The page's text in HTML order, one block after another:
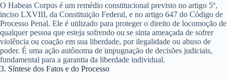
O Habeas Corpus é um remédio constitucional previsto no artigo 5º,
inciso LXVIII, da Constituição Federal, e no artigo 647 do Código de
Processo Penal. Ele é utilizado para proteger o direito de locomoção de
qualquer pessoa que esteja sofrendo ou se sinta ameaçada de sofrer
violência ou coação em sua liberdade, por ilegalidade ou abuso de
poder. É uma ação autônoma de impugnação de decisões judiciais,
fundamental para a garantia da liberdade individual.
3. Síntese dos Fatos e do Processo